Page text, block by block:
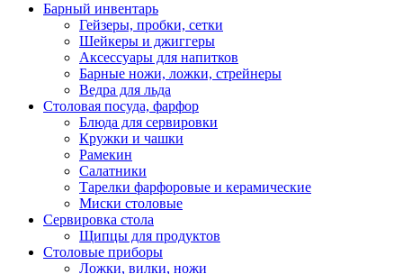
Барный инвентарь
Гейзеры, пробки, сетки
Шейкеры и джиггеры
Аксессуары для напитков
Барные ножи, ложки, стрейнеры
Ведра для льда
Столовая посуда, фарфор
Блюда для сервировки
Кружки и чашки
Рамекин
Салатники
Тарелки фарфоровые и керамические
Миски столовые
Сервировка стола
Щипцы для продуктов
Столовые приборы
Ложки, вилки, ножи